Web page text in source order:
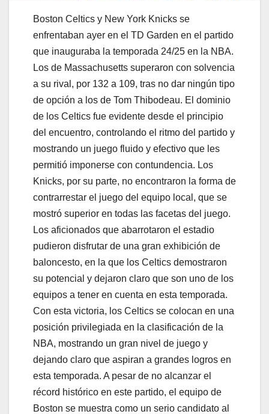
Boston Celtics y New York Knicks se
enfrentaban ayer en el TD Garden en el partido
que inauguraba la temporada 24/25 en la NBA.
Los de Massachusetts superaron con solvencia
a su rival, por 132 a 109, tras no dar ningún tipo
de opción a los de Tom Thibodeau. El dominio
de los Celtics fue evidente desde el principio
del encuentro, controlando el ritmo del partido y
mostrando un juego fluido y efectivo que les
permitió imponerse con contundencia. Los
Knicks, por su parte, no encontraron la forma de
contrarrestar el juego del equipo local, que se
mostró superior en todas las facetas del juego.
Los aficionados que abarrotaron el estadio
pudieron disfrutar de una gran exhibición de
baloncesto, en la que los Celtics demostraron
su potencial y dejaron claro que son uno de los
equipos a tener en cuenta en esta temporada.
Con esta victoria, los Celtics se colocan en una
posición privilegiada en la clasificación de la
NBA, mostrando un gran nivel de juego y
dejando claro que aspiran a grandes logros en
esta temporada. A pesar de no alcanzar el
récord histórico en este partido, el equipo de
Boston se muestra como un serio candidato al